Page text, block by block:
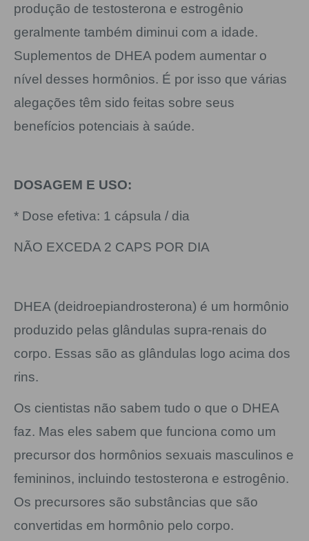
produção de testosterona e estrogênio
geralmente também diminui com a idade.
Suplementos de DHEA podem aumentar o
nível desses hormônios. É por isso que várias
alegações têm sido feitas sobre seus
benefícios potenciais à saúde.
DOSAGEM E USO:
* Dose efetiva: 1 cápsula / dia
NÃO EXCEDA 2 CAPS POR DIA
DHEA (deidroepiandrosterona) é um hormônio
produzido pelas glândulas supra-renais do
corpo. Essas são as glândulas logo acima dos
rins.
Os cientistas não sabem tudo o que o DHEA
faz. Mas eles sabem que funciona como um
precursor dos hormônios sexuais masculinos e
femininos, incluindo testosterona e estrogênio.
Os precursores são substâncias que são
convertidas em hormônio pelo corpo.